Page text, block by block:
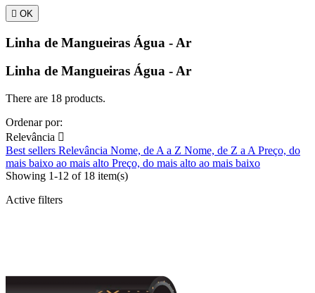
 OK
Linha de Mangueiras Água - Ar
Linha de Mangueiras Água - Ar
There are 18 products.
Ordenar por:
Relevância 
Best sellers Relevância Nome, de A a Z Nome, de Z a A Preço, do
mais baixo ao mais alto Preço, do mais alto ao mais baixo
Showing 1-12 of 18 item(s)
Active filters